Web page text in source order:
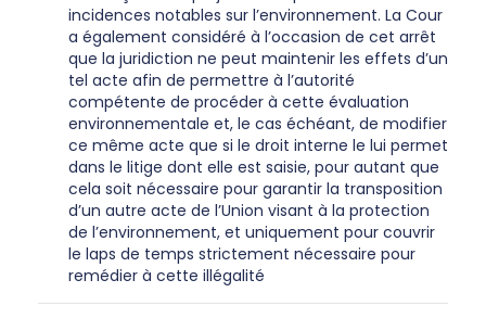
incidences notables sur l’environnement. La Cour
a également considéré à l’occasion de cet arrêt
que la juridiction ne peut maintenir les effets d’un
tel acte afin de permettre à l’autorité
compétente de procéder à cette évaluation
environnementale et, le cas échéant, de modifier
ce même acte que si le droit interne le lui permet
dans le litige dont elle est saisie, pour autant que
cela soit nécessaire pour garantir la transposition
d’un autre acte de l’Union visant à la protection
de l’environnement, et uniquement pour couvrir
le laps de temps strictement nécessaire pour
remédier à cette illégalité